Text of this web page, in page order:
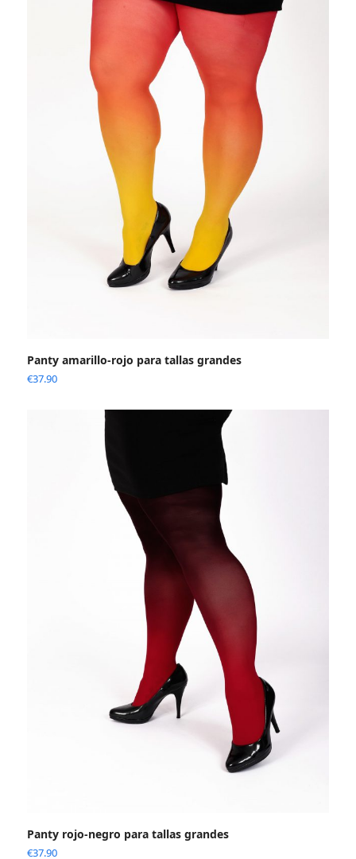
Panty amarillo-rojo para tallas grandes
€37.90
Panty rojo-negro para tallas grandes
€37.90